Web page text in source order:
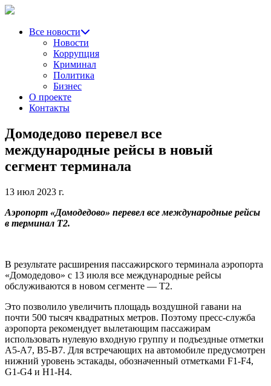
Все новости
Новости
Коррупция
Криминал
Политика
Бизнес
О проекте
Контакты
Домодедово перевел все
международные рейсы в новый
сегмент терминала
13 июл 2023 г.
Аэропорт «Домодедово» перевел все международные рейсы
в терминал Т2.
В результате расширения пассажирского терминала аэропорта
«Домодедово» с 13 июля все международные рейсы
обслуживаются в новом сегменте — Т2.
Это позволило увеличить площадь воздушной гавани на
почти 500 тысяч квадратных метров. Поэтому пресс-служба
аэропорта рекомендует вылетающим пассажирам
использовать нулевую входную группу и подъездные отметки
А5-А7, В5-В7. Для встречающих на автомобиле предусмотрен
нижний уровень эстакады, обозначенный отметками F1-F4,
G1-G4 и H1-H4.